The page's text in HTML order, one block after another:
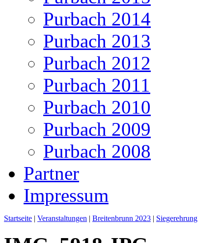
Purbach 2014
Purbach 2013
Purbach 2012
Purbach 2011
Purbach 2010
Purbach 2009
Purbach 2008
Partner
Impressum
Startseite | Veranstaltungen | Breitenbrunn 2023 | Siegerehrung